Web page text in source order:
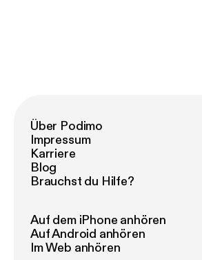
Über Podimo
Impressum
Karriere
Blog
Brauchst du Hilfe?
Auf dem iPhone anhören
Auf Android anhören
Im Web anhören